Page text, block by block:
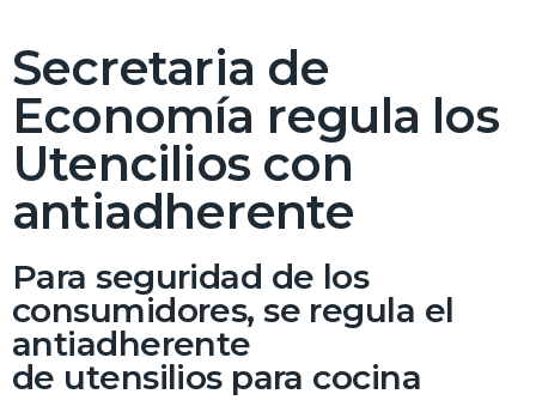
Secretaria de
Economía regula los
Utencilios con
antiadherente
Para seguridad de los
consumidores, se regula el
antiadherente
de utensilios para cocina